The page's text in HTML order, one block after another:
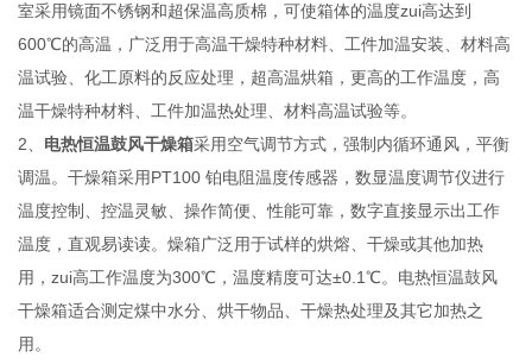
室采用镜面不锈钢和超保温高质棉，可使箱体的温度zui高达到
600℃的高温，广泛用于高温干燥特种材料、工件加温安装、材料高
温试验、化工原料的反应处理，超高温烘箱，更高的工作温度，高
温干燥特种材料、工件加温热处理、材料高温试验等。
2、 电热恒温鼓风干燥箱采用空气调节方式，强制内循环通风，平衡
调温。干燥箱采用PT100 铂电阻温度传感器，数显温度调节仪进行
温度控制、控温灵敏、操作简便、性能可靠，数字直接显示出工作
温度，直观易读读。燥箱广泛用于试样的烘熔、干燥或其他加热
用，zui高工作温度为300℃，温度精度可达±0.1℃。电热恒温鼓风
干燥箱适合测定煤中水分、烘干物品、干燥热处理及其它加热之
用。